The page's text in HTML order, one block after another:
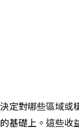
定對哪些區域或
基礎上。這些收